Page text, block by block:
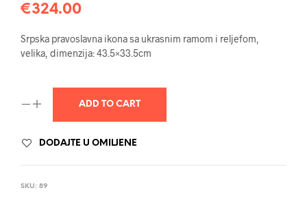
€324.00
Srpska pravoslavna ikona sa ukrasnim ramom i reljefom,
velika, dimenzija: 43.5×33.5cm
ADD TO CART
DODAJTE U OMILJENE
SKU: 89